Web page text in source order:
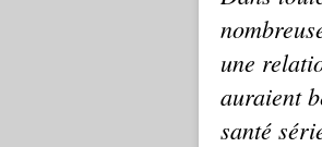
une
auraient
santé